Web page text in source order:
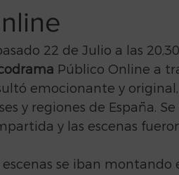
22 de Julio a las
Público Online a
emocionante y
y regiones de España.
y las escenas
escenas se iban